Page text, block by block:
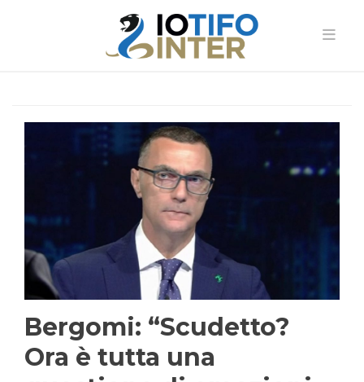
Bergomi: “Scudetto?
Ora è tutta una